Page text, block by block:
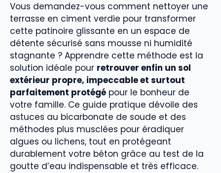
Vous demandez-vous comment nettoyer une
terrasse en ciment verdie pour transformer
cette patinoire glissante en un espace de
détente sécurisé sans mousse ni humidité
stagnante ? Apprendre cette méthode est la
solution idéale pour retrouver enfin un sol
extérieur propre, impeccable et surtout
parfaitement protégé pour le bonheur de
votre famille. Ce guide pratique dévoile des
astuces au bicarbonate de soude et des
méthodes plus musclées pour éradiquer
algues ou lichens, tout en protégeant
durablement votre béton grâce au test de la
goutte d’eau indispensable et très efficace.